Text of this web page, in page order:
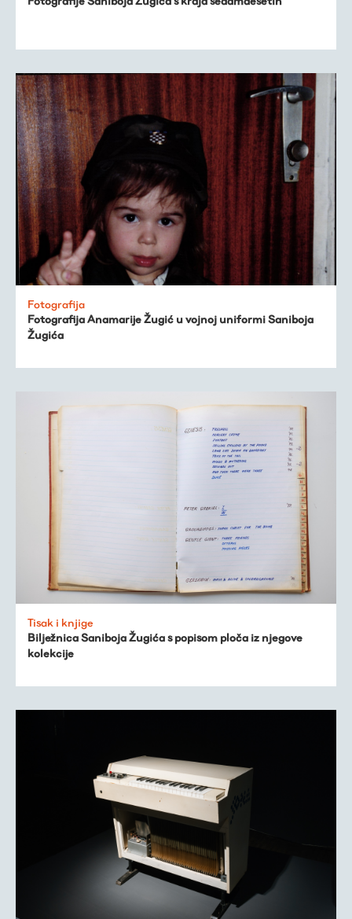
Fotografija
Fotografija Anamarije Žugić u vojnoj uniformi Saniboja
Žugića
Tisak i knjige
Bilježnica Saniboja Žugića s popisom ploča iz njegove
kolekcije